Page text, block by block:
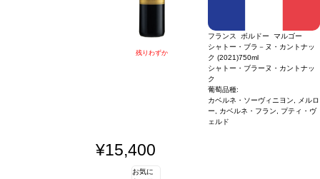
残りわずか
フランス ボルドー マルゴー
シャトー・ブラ－ヌ・カントナッ
ク (2021)750ml
シャトー・ブラーヌ・カントナッ
ク
葡萄品種:
カベルネ・ソーヴィニヨン, メルロ
ー, カベルネ・フラン, プティ・ヴ
ェルド
¥15,400
お気に